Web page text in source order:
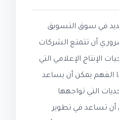
في سوق التسويق
أن تتمتع الشركات
الإنتاج الإعلامي التي
الفهم يمكن أن يساعد
التي تواجهها
أن تساعد في تطوير